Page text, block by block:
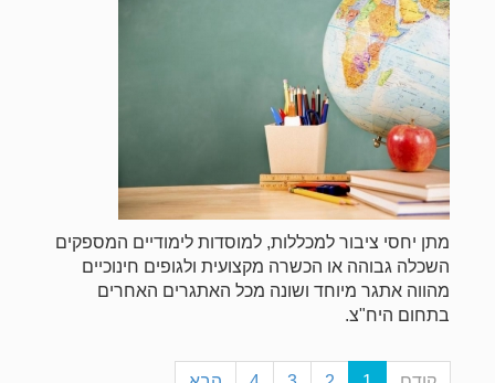
מתן יחסי ציבור למכללות, למוסדות לימודיים המספקים
השכלה גבוהה או הכשרה מקצועית ולגופים חינוכיים
מהווה אתגר מיוחד ושונה מכל האתגרים האחרים
בתחום היח"צ.